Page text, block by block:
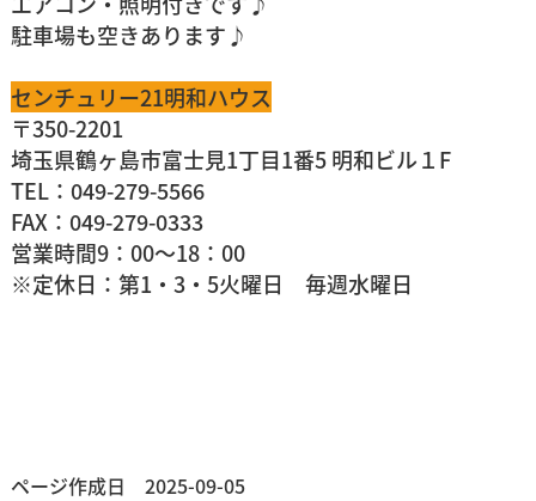
駐車場も空きあります♪
センチュリー21明和ハウス
〒350-2201
埼玉県鶴ヶ島市富士見1丁目1番5 明和ビル１F
TEL：049-279-5566
FAX：049-279-0333
営業時間9：00～18：00
※定休日：第1・3・5火曜日 毎週水曜日
ページ作成日 2025-09-05